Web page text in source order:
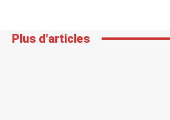
Plus d'articles